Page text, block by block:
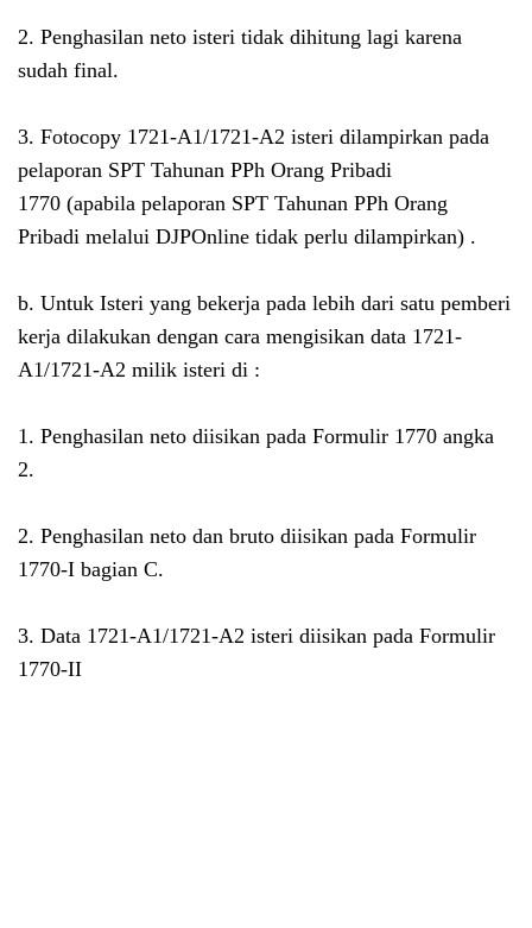
2. Penghasilan neto isteri tidak dihitung lagi karena
sudah final.
3. Fotocopy 1721-A1/1721-A2 isteri dilampirkan pada
pelaporan SPT Tahunan PPh Orang Pribadi
1770 (apabila pelaporan SPT Tahunan PPh Orang
Pribadi melalui DJPOnline tidak perlu dilampirkan) .
b. Untuk Isteri yang bekerja pada lebih dari satu pemberi
kerja dilakukan dengan cara mengisikan data 1721-
A1/1721-A2 milik isteri di :
1. Penghasilan neto diisikan pada Formulir 1770 angka
2.
2. Penghasilan neto dan bruto diisikan pada Formulir
1770-I bagian C.
3. Data 1721-A1/1721-A2 isteri diisikan pada Formulir
1770-II